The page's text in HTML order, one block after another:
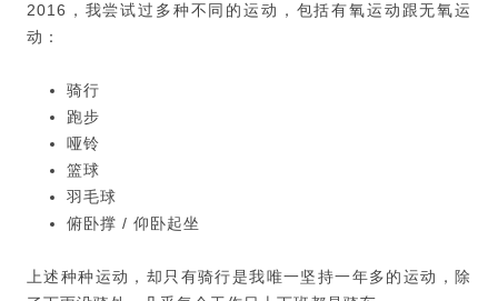
2016，我尝试过多种不同的运动，包括有氧运动跟无氧运
动：
骑行
跑步
哑铃
篮球
羽毛球
俯卧撑 / 仰卧起坐
上述种种运动，却只有骑行是我唯一坚持一年多的运动，除